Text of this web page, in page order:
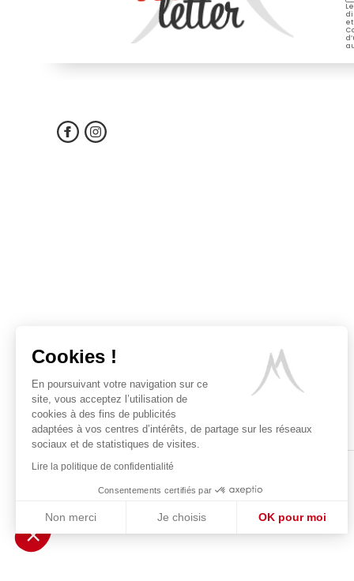
POUR
Cookies !
En poursuivant votre navigation sur ce
site, vous acceptez l’utilisation de
cookies à des fins de publicités
adaptées à vos centres d’intérêts, de partage sur les réseaux
sociaux et de statistiques de visites.
Lire la politique de confidentialité
Consentements certifiés par
Non merci Je choisis
OK pour moi
Axeptio consent
Plateforme de Gestion du Consentement : Personnalisez vos